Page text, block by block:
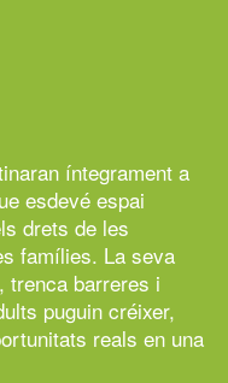
íntegrament a
esdevé espai
drets de les
famílies. La seva
trenca barreres i
puguin créixer,
reals en una